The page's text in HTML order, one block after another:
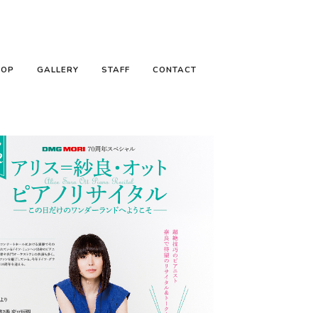
GALLERY STAFF CONTACT